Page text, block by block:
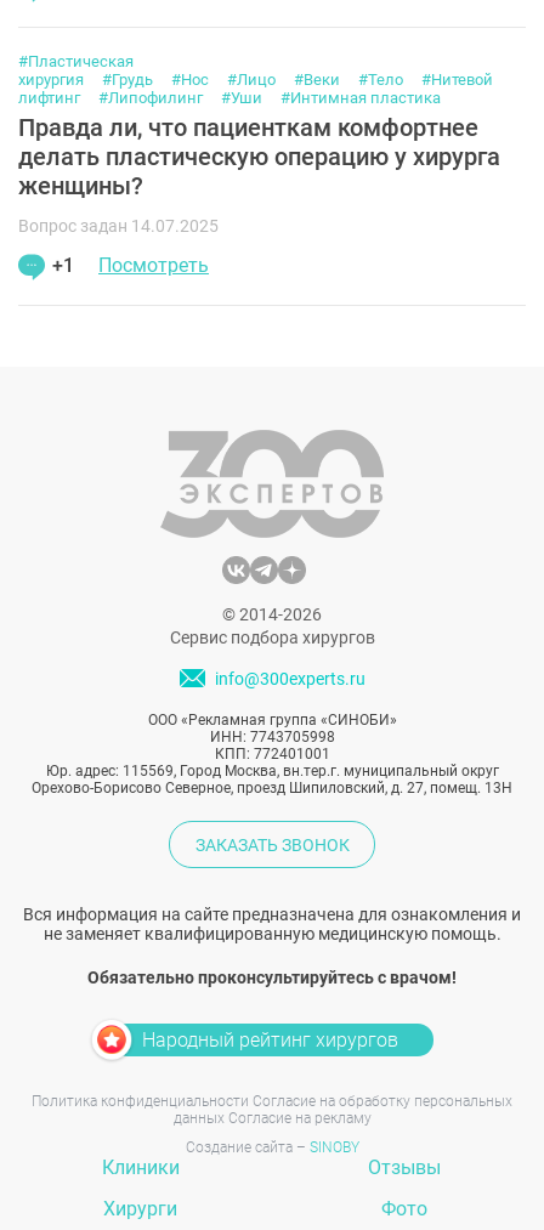
#Пластическая
хирургия
#Грудь #Нос #Лицо #Веки #Тело
#Нитевой
лифтинг
#Липофилинг #Уши #Интимная пластика
Правда ли, что пациенткам комфортнее
делать пластическую операцию у хирурга
женщины?
Вопрос задан 14.07.2025
+1 Посмотреть
© 2014-2026
Сервис подбора хирургов
info@300experts.ru
ООО «Рекламная группа «СИНОБИ»
ИНН: 7743705998
КПП: 772401001
Юр. адрес: 115569, Город Москва, вн.тер.г. муниципальный округ
Орехово-Борисово Северное, проезд Шипиловский, д. 27, помещ. 13Н
ЗАКАЗАТЬ ЗВОНОК
Вся информация на сайте предназначена для ознакомления и
не заменяет квалифицированную медицинскую помощь.
Обязательно проконсультируйтесь с врачом!
Народный рейтинг хирургов
Политика конфиденциальности Согласие на обработку персональных
данных Согласие на рекламу
Создание сайта – SINOBY
Клиники
Хирурги
Отзывы
Фото